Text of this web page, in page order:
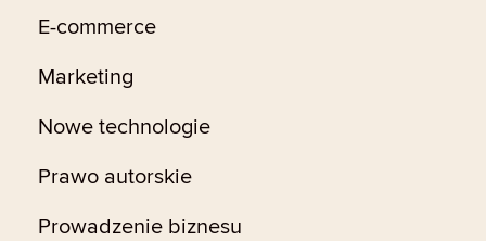
E-commerce
Marketing
Nowe technologie
Prawo autorskie
Prowadzenie biznesu